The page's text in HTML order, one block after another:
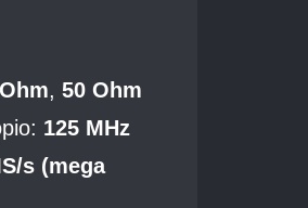
,50 Ohm
125 MHz
s (mega